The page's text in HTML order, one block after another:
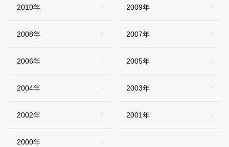
2010年 2009年
2008年 2007年
2006年 2005年
2004年 2003年
2002年 2001年
2000年